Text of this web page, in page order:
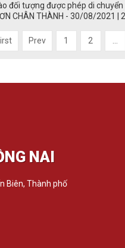
đối tượng được phép di
CHÂN THÀNH - 30/08/2021 |
Prev 1 2
NAI
Biên, Thành phố